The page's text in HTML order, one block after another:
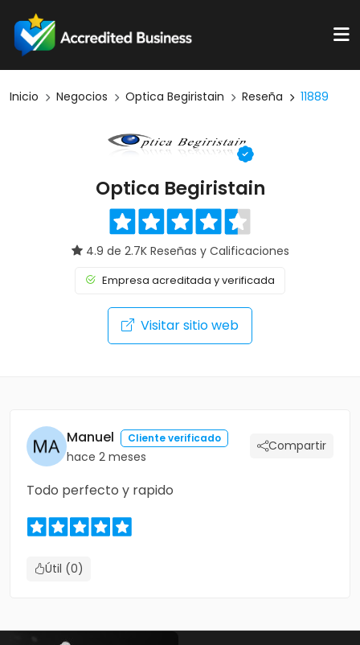
Inicio Negocios Optica Begiristain Reseña 11889
Optica Begiristain
4.9 de 2.7K Reseñas y Calificaciones
Empresa acreditada y verificada
Visitar sitio web
Manuel Cliente verificado
hace 2 meses
Compartir
Todo perfecto y rapido
Útil (0)